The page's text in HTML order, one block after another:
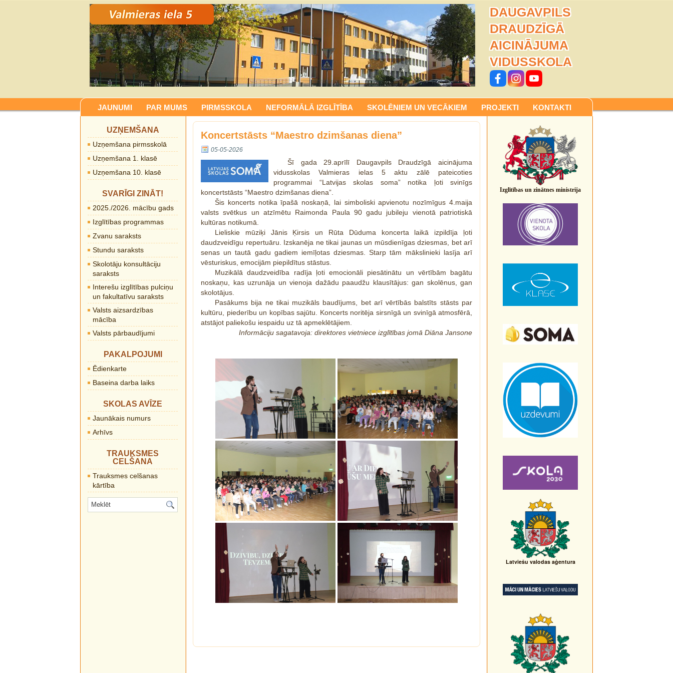
DAUGAVPILS
DRAUDZĪGĀ
AICINĀJUMA
VIDUSSKOLA
JAUNUMI PAR MUMS PIRMSSKOLA NEFORMĀLĀ IZGLĪTĪBA SKOLĒNIEM UN VECĀKIEM PROJEKTI KONTAKTI
UZŅEMŠANA
Uzņemšana pirmsskolā
Uzņemšana 1. klasē
Uzņemšana 10. klasē
SVARĪGI ZINĀT!
2025./2026. mācību gads
Izglītības programmas
Zvanu saraksts
Stundu saraksts
Skolotāju konsultāciju
saraksts
Interešu izglītības pulciņu
un fakultatīvu saraksts
Valsts aizsardzības
mācība
Valsts pārbaudījumi
PAKALPOJUMI
Ēdienkarte
Baseina darba laiks
SKOLAS AVĪZE
Jaunākais numurs
Arhīvs
TRAUKSMES
CELŠANA
Trauksmes celšanas
kārtība
Koncertstāsts “Maestro dzimšanas diena”
05-05-2026
Šī gada 29.aprīlī Daugavpils Draudzīgā aicinājuma
vidusskolas Valmieras ielas 5 aktu zālē pateicoties
programmai “Latvijas skolas soma” notika ļoti svinīgs
koncertstāsts “Maestro dzimšanas diena”.
Šis koncerts notika īpašā noskaņā, lai simboliski apvienotu nozīmīgus 4.maija
valsts svētkus un atzīmētu Raimonda Paula 90 gadu jubileju vienotā patriotiskā
kultūras notikumā.
Lieliskie mūziķi Jānis Ķirsis un Rūta Dūduma koncerta laikā izpildīja ļoti
daudzveidīgu repertuāru. Izskanēja ne tikai jaunas un mūsdienīgas dziesmas, bet arī
senas un tautā gadu gadiem iemīļotas dziesmas. Starp tām mākslinieki lasīja arī
vēsturiskus, emocijām piepildītus stāstus.
Muzikālā daudzveidība radīja ļoti emocionāli piesātinātu un vērtībām bagātu
noskaņu, kas uzrunāja un vienoja dažādu paaudžu klausītājus: gan skolēnus, gan
skolotājus.
Pasākums bija ne tikai muzikāls baudījums, bet arī vērtībās balstīts stāsts par
kultūru, piederību un kopības sajūtu. Koncerts noritēja sirsnīgā un svinīgā atmosfērā,
atstājot paliekošu iespaidu uz tā apmeklētājiem.
Informāciju sagatavoja: direktores vietniece izglītības jomā Diāna Jansone
Izglītības un zinātnes ministrija
Latviešu valodas aģentura